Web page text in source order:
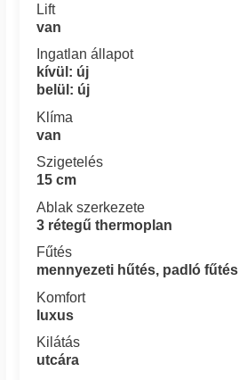
Lift
van
Ingatlan állapot
kívül: új
belül: új
Klíma
van
Szigetelés
15 cm
Ablak szerkezete
3 rétegű thermoplan
Fűtés
mennyezeti hűtés, padló fűtés
Komfort
luxus
Kilátás
utcára